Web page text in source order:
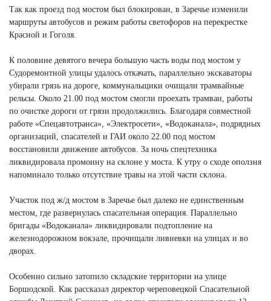
Так как проезд под мостом был блокирован, в Заречье изменили
маршруты автобусов и режим работы светофоров на перекрестке
Красной и Гоголя.
К половине девятого вечера большую часть воды под мостом у
Судоремонтной улицы удалось откачать, параллельно экскаваторы
убирали грязь на дороге, коммунальщики очищали трамвайные
рельсы. Около 21.00 под мостом смогли проехать трамваи, работы
по очистке дороги от грязи продолжились. Благодаря совместной
работе «Спецавтотранса», «Электросети», «Водоканала», подрядных
организаций, спасателей и ГАИ около 22.00 под мостом
восстановили движение автобусов. За ночь спецтехника
ликвидировала промоину на склоне у моста. К утру о сходе оползня
напоминало только отсутствие травы на этой части склона.
Участок под ж/д мостом в Заречье был далеко не единственным
местом, где развернулась спасательная операция. Параллельно
бригады «Водоканала» ликвидировали подтопление на
железнодорожном вокзале, прочищали ливневки на улицах и во
дворах.
Особенно сильно затопило складские территории на улице
Боршодской. Как рассказал директор череповецкой Спасательной